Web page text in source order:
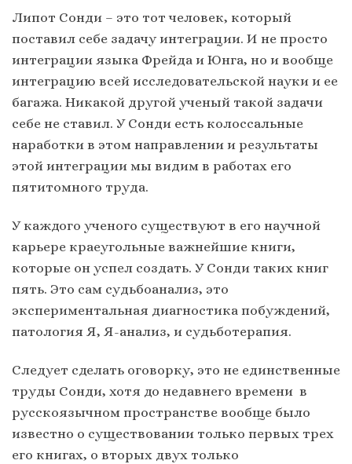
Липот Сонди – это тот человек, который
поставил себе задачу интеграции. И не просто
интеграции языка Фрейда и Юнга, но и вообще
интеграцию всей исследовательской науки и ее
багажа. Никакой другой ученый такой задачи
себе не ставил. У Сонди есть колоссальные
наработки в этом направлении и результаты
этой интеграции мы видим в работах его
пятитомного труда.
У каждого ученого существуют в его научной
карьере краеугольные важнейшие книги,
которые он успел создать. У Сонди таких книг
пять. Это сам судьбоанализ, это
экспериментальная диагностика побуждений,
патология Я, Я-анализ, и судьботерапия.
Следует сделать оговорку, это не единственные
труды Сонди, хотя до недавнего времени в
русскоязычном пространстве вообще было
известно о существовании только первых трех
его книгах, о вторых двух только